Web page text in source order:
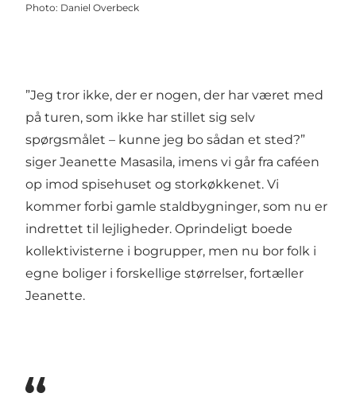
Photo: Daniel Overbeck
”Jeg tror ikke, der er nogen, der har været med
på turen, som ikke har stillet sig selv
spørgsmålet – kunne jeg bo sådan et sted?”
siger Jeanette Masasila, imens vi går fra caféen
op imod spisehuset og storkøkkenet. Vi
kommer forbi gamle staldbygninger, som nu er
indrettet til lejligheder. Oprindeligt boede
kollektivisterne i bogrupper, men nu bor folk i
egne boliger i forskellige størrelser, fortæller
Jeanette.